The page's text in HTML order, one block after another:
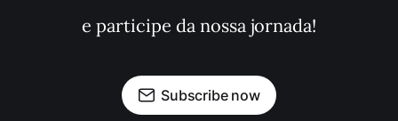
e participe da nossa jornada!
Subscribe now